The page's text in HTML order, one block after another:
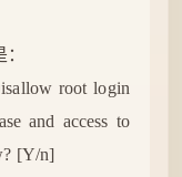
root login
and access to
[Y/n]